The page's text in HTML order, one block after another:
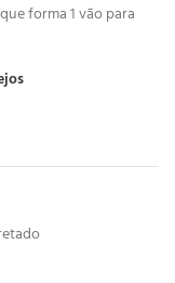
forma 1 vão para